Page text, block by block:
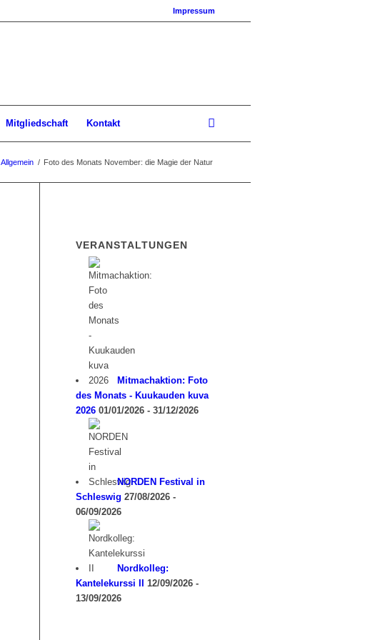
Impressum
Mitgliedschaft Kontakt
Allgemein / Foto des Monats November: die Magie der Natur
VERANSTALTUNGEN
Mitmachaktion: Foto
des Monats - Kuukauden kuva
2026 01/01/2026 - 31/12/2026
NORDEN Festival in
Schleswig 27/08/2026 -
06/09/2026
Nordkolleg:
Kantelekurssi II
12/09/2026 -
13/09/2026